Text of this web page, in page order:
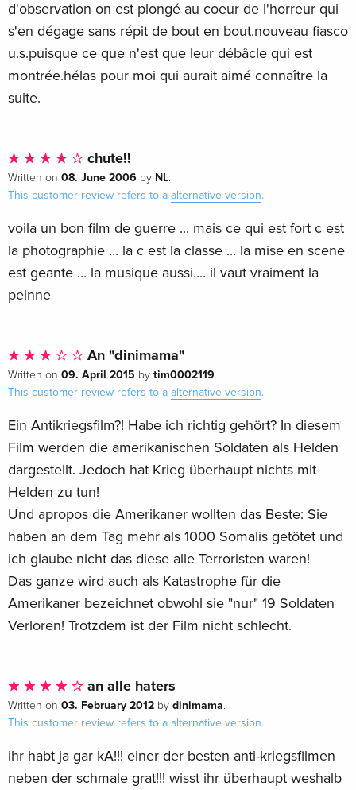
d'observation on est plongé au coeur de l'horreur qui
s'en dégage sans répit de bout en bout.nouveau fiasco
u.s.puisque ce que n'est que leur débâcle qui est
montrée.hélas pour moi qui aurait aimé connaître la
suite.
chute!!
Written on 08. June 2006 by NL.
This customer review refers to a alternative version.
voila un bon film de guerre ... mais ce qui est fort c est
la photographie ... la c est la classe ... la mise en scene
est geante ... la musique aussi.... il vaut vraiment la
peinne
An "dinimama"
Written on 09. April 2015 by tim0002119.
This customer review refers to a alternative version.
Ein Antikriegsfilm?! Habe ich richtig gehört? In diesem
Film werden die amerikanischen Soldaten als Helden
dargestellt. Jedoch hat Krieg überhaupt nichts mit
Helden zu tun!
Und apropos die Amerikaner wollten das Beste: Sie
haben an dem Tag mehr als 1000 Somalis getötet und
ich glaube nicht das diese alle Terroristen waren!
Das ganze wird auch als Katastrophe für die
Amerikaner bezeichnet obwohl sie "nur" 19 Soldaten
Verloren! Trotzdem ist der Film nicht schlecht.
an alle haters
Written on 03. February 2012 by dinimama.
This customer review refers to a alternative version.
ihr habt ja gar kA!!! einer der besten anti-kriegsfilmen
neben der schmale grat!!! wisst ihr überhaupt weshalb